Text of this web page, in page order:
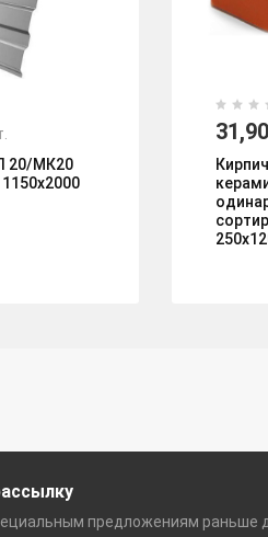
20/МК20
31,90
предложениям раньше